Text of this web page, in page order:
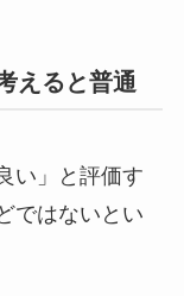
えると普通
い」と評価す
ではないとい